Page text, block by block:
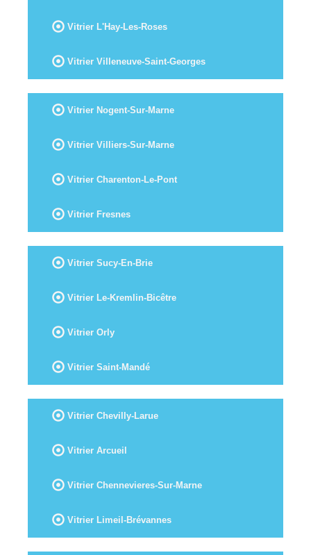
Vitrier L'Hay-Les-Roses
Vitrier Villeneuve-Saint-Georges
Vitrier Nogent-Sur-Marne
Vitrier Villiers-Sur-Marne
Vitrier Charenton-Le-Pont
Vitrier Fresnes
Vitrier Sucy-En-Brie
Vitrier Le-Kremlin-Bicêtre
Vitrier Orly
Vitrier Saint-Mandé
Vitrier Chevilly-Larue
Vitrier Arcueil
Vitrier Chennevieres-Sur-Marne
Vitrier Limeil-Brévannes